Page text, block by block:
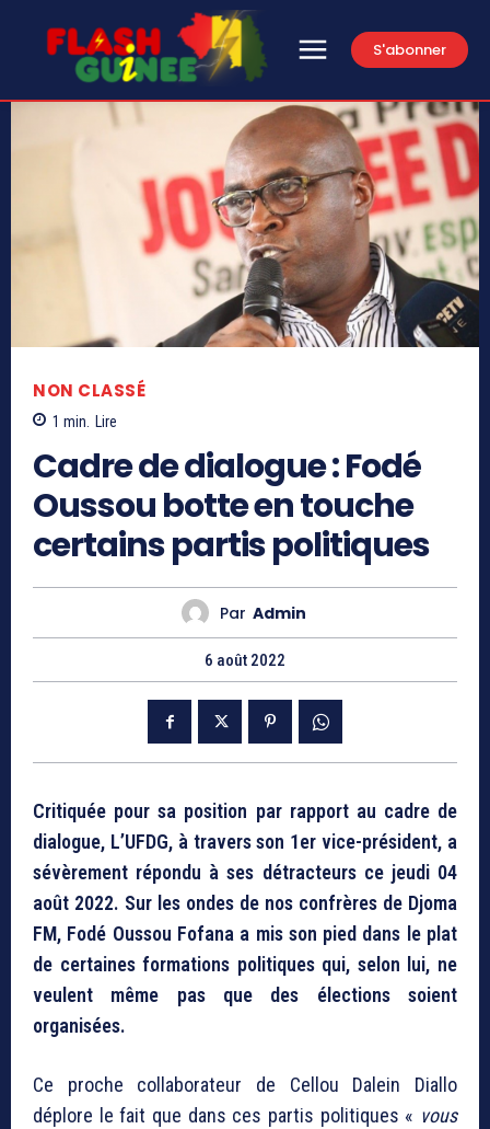
S'abonner
NON CLASSÉ
1 min. Lire
Cadre de dialogue : Fodé
Oussou botte en touche
certains partis politiques
Par Admin
6 août 2022
Critiquée pour sa position par rapport au cadre de
dialogue, L’UFDG, à travers son 1er vice-président, a
sévèrement répondu à ses détracteurs ce jeudi 04
août 2022. Sur les ondes de nos confrères de Djoma
FM, Fodé Oussou Fofana a mis son pied dans le plat
de certaines formations politiques qui, selon lui, ne
veulent même pas que des élections soient
organisées.
Ce proche collaborateur de Cellou Dalein Diallo
déplore le fait que dans ces partis politiques « vous